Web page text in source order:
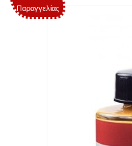
Παραγγελίας